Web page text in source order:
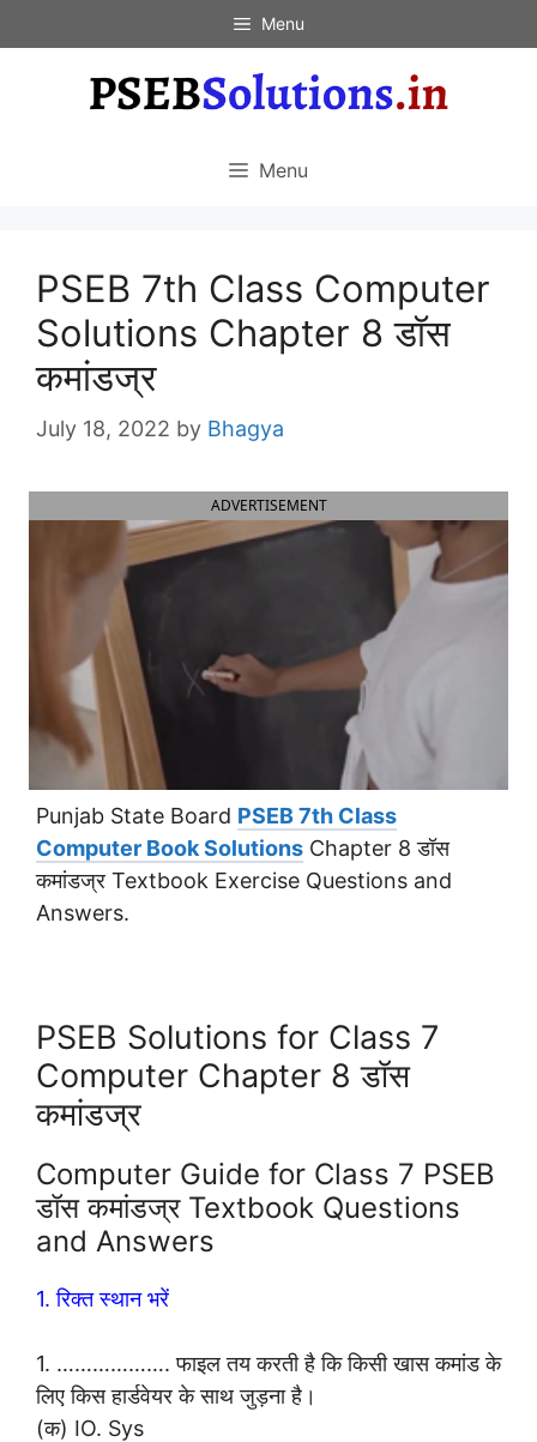
to
Menu
Menu
PSEB 7th Class Computer
Solutions Chapter 8 डॉस
कमांडज्र
July 18, 2022 by Bhagya
ADVERTISEMENT
Punjab State Board PSEB 7th Class
Computer Book Solutions Chapter 8 डॉस
कमांडज्र Textbook Exercise Questions and
Answers.
PSEB Solutions for Class 7
Computer Chapter 8 डॉस
कमांडज्र
Computer Guide for Class 7 PSEB
डॉस कमांडज्र Textbook Questions
and Answers
1. रिक्त स्थान भरें
1. ………………. फाइल तय करती है कि किसी खास कमांड के
लिए किस हार्डवेयर के साथ जुड़ना है।
(क) IO. Sys